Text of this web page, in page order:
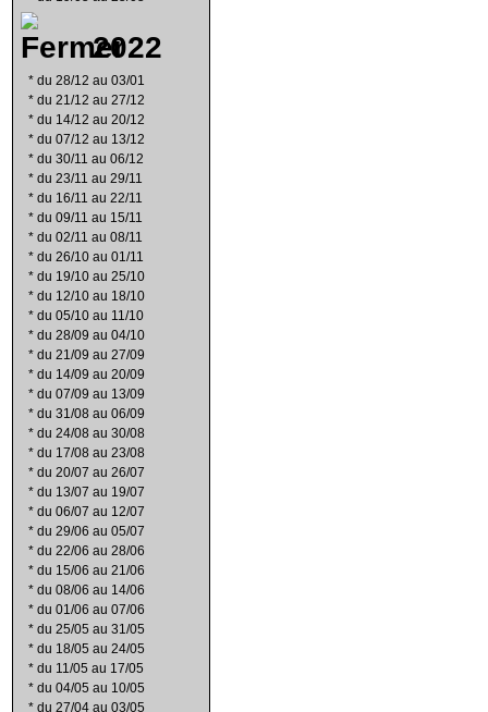
2022
* du 28/12 au 03/01
* du 21/12 au 27/12
* du 14/12 au 20/12
* du 07/12 au 13/12
* du 30/11 au 06/12
* du 23/11 au 29/11
* du 16/11 au 22/11
* du 09/11 au 15/11
* du 02/11 au 08/11
* du 26/10 au 01/11
* du 19/10 au 25/10
* du 12/10 au 18/10
* du 05/10 au 11/10
* du 28/09 au 04/10
* du 21/09 au 27/09
* du 14/09 au 20/09
* du 07/09 au 13/09
* du 31/08 au 06/09
* du 24/08 au 30/08
* du 17/08 au 23/08
* du 20/07 au 26/07
* du 13/07 au 19/07
* du 06/07 au 12/07
* du 29/06 au 05/07
* du 22/06 au 28/06
* du 15/06 au 21/06
* du 08/06 au 14/06
* du 01/06 au 07/06
* du 25/05 au 31/05
* du 18/05 au 24/05
* du 11/05 au 17/05
* du 04/05 au 10/05
* du 27/04 au 03/05